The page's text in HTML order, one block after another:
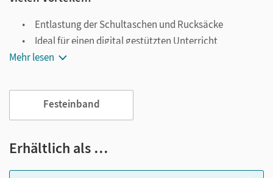
Entlastung der Schultaschen und Rucksäcke
Ideal für einen digital gestützten Unterricht
Notiz- und Markierungsmöglichkeit
Viele digitale Funktionen unterstützen das Lehren und
Lernen:
Notizen erstellen
Mehr lesen
Festeinband
Erhältlich als …